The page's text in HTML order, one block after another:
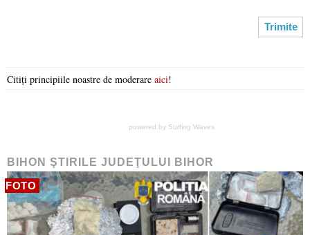
Citiți principiile noastre de moderare aici!
powered by Surfing Waves
BIHON ŞTIRILE JUDEŢULUI BIHOR
FOTO